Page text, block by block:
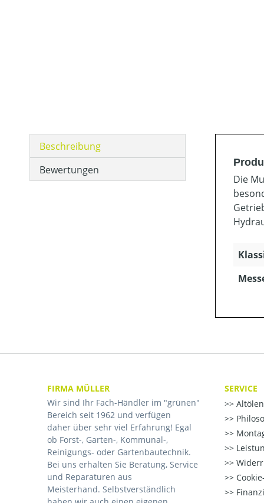
Beschreibung
Bewertungen
Die
FIRMA MÜLLER
Wir sind Ihr Fach-Händler im "grünen"
Bereich seit 1962 und verfügen
daher über sehr viel Erfahrung! Egal
ob Forst-, Garten-, Kommunal-,
Reinigungs- oder Gartenbautechnik.
Bei uns erhalten Sie Beratung, Service
und Reparaturen aus
Meisterhand. Selbstverständlich
SERVICE